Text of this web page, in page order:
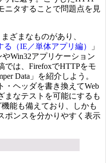
ニタすることで問題点を見
ざまなものがあり、
（IE／単体アプリ編）
」
やWin32アプリケーション
では、FirefoxでHTTPをモ
Data」を紹介しよう。
・ヘッダを書き換えてWeb
まなテストを可能にするも
能も備えており、しかも
ポンスを分かりやすく表示